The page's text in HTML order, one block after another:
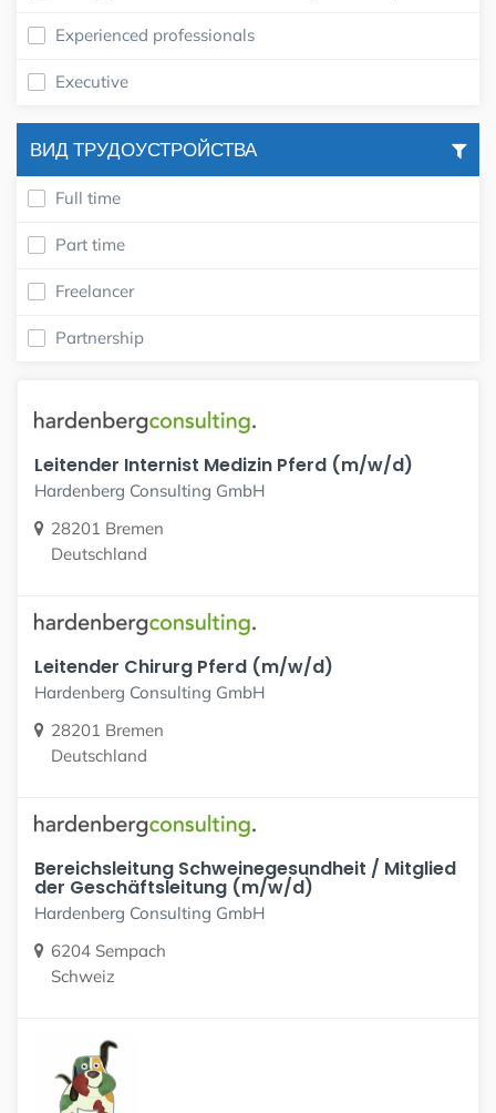
Experienced professionals
Executive
ВИД ТРУДОУСТРОЙСТВА
Full time
Part time
Freelancer
Partnership
Leitender Internist Medizin Pferd (m/w/d)
Hardenberg Consulting GmbH
28201 Bremen
Deutschland
Leitender Chirurg Pferd (m/w/d)
Hardenberg Consulting GmbH
28201 Bremen
Deutschland
Bereichsleitung Schweinegesundheit / Mitglied
der Geschäftsleitung (m/w/d)
Hardenberg Consulting GmbH
6204 Sempach
Schweiz